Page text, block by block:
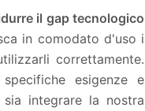
il gap tecnologico
in comodato d'uso i
correttamente.
esigenze e
integrare la nostra